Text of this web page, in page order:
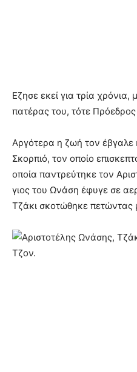
Εζησε εκεί για τρία
πατέρας του, τότε
Αργότερα η ζωή τον έβγαλε
Σκορπιό, τον οποίο
οποία παντρεύτηκε τον
γιος του Ωνάση έφυγε σε
Τζάκι σκοτώθηκε πετώντας